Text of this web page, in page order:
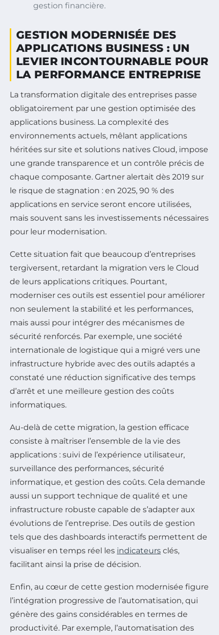
gestion financière.
GESTION MODERNISÉE DES
APPLICATIONS BUSINESS : UN
LEVIER INCONTOURNABLE POUR
LA PERFORMANCE ENTREPRISE
La transformation digitale des entreprises passe
obligatoirement par une gestion optimisée des
applications business. La complexité des
environnements actuels, mêlant applications
héritées sur site et solutions natives Cloud, impose
une grande transparence et un contrôle précis de
chaque composante. Gartner alertait dès 2019 sur
le risque de stagnation : en 2025, 90 % des
applications en service seront encore utilisées,
mais souvent sans les investissements nécessaires
pour leur modernisation.
Cette situation fait que beaucoup d’entreprises
tergiversent, retardant la migration vers le Cloud
de leurs applications critiques. Pourtant,
moderniser ces outils est essentiel pour améliorer
non seulement la stabilité et les performances,
mais aussi pour intégrer des mécanismes de
sécurité renforcés. Par exemple, une société
internationale de logistique qui a migré vers une
infrastructure hybride avec des outils adaptés a
constaté une réduction significative des temps
d’arrêt et une meilleure gestion des coûts
informatiques.
Au-delà de cette migration, la gestion efficace
consiste à maîtriser l’ensemble de la vie des
applications : suivi de l’expérience utilisateur,
surveillance des performances, sécurité
informatique, et gestion des coûts. Cela demande
aussi un support technique de qualité et une
infrastructure robuste capable de s’adapter aux
évolutions de l’entreprise. Des outils de gestion
tels que des dashboards interactifs permettent de
visualiser en temps réel les indicateurs clés,
facilitant ainsi la prise de décision.
Enfin, au cœur de cette gestion modernisée figure
l’intégration progressive de l’automatisation, qui
génère des gains considérables en termes de
productivité. Par exemple, l’automatisation des